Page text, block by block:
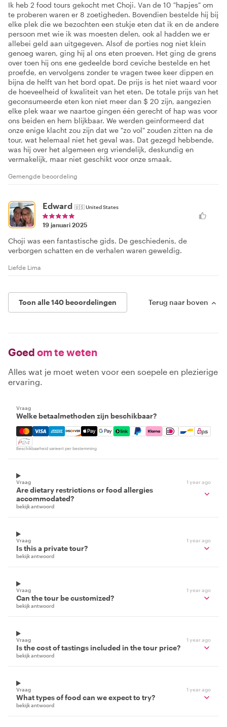
Ik heb 2 food tours gekocht met Choji. Van de 10 "hapjes" om
te proberen waren er 8 zoetigheden. Bovendien bestelde hij bij
elke plek die we bezochten een stukje eten dat ik en de andere
persoon met wie ik was moesten delen, ook al hadden we er
allebei geld aan uitgegeven. Alsof de porties nog niet klein
genoeg waren, ging hij al ons eten proeven. Het ging de grens
over toen hij ons ene gedeelde bord ceviche bestelde en het
proefde, en vervolgens zonder te vragen twee keer dippen en
bijna de helft van het bord opat. De prijs is het niet waard voor
de hoeveelheid of kwaliteit van het eten. De totale prijs van het
geconsumeerde eten kon niet meer dan $ 20 zijn, aangezien
elke plek waar we naartoe gingen één gerecht of hap was voor
ons beiden en hem blijkbaar. We werden geïnformeerd dat
onze enige klacht zou zijn dat we "zo vol" zouden zitten na de
tour, wat helemaal niet het geval was. Dat gezegd hebbende,
was hij over het algemeen erg vriendelijk, deskundig en
vermakelijk, maar niet geschikt voor onze smaak.
Gemengde beoordeling
Edward 🇺🇸United States
19 januari 2025
Choji was een fantastische gids. De geschiedenis, de
verborgen schatten en de verhalen waren geweldig.
Liefde Lima
Toon alle 140 beoordelingen Terug naar boven
Goed om te weten
Alles wat je moet weten voor een soepele en plezierige
ervaring.
Vraag
Welke betaalmethoden zijn beschikbaar?
Mastercard, Visa, Amex, Discover, Apple Pay, Google
Beschikbaarheid varieert per bestemming
Vraag 1 year ago
Are dietary restrictions or food allergies
accommodated?
bekijk antwoord
Vraag 1 year ago
Is this a private tour?
bekijk antwoord
Vraag 1 year ago
Can the tour be customized?
bekijk antwoord
Vraag 1 year ago
Is the cost of tastings included in the tour price?
bekijk antwoord
Vraag 1 year ago
What types of food can we expect to try?
bekijk antwoord